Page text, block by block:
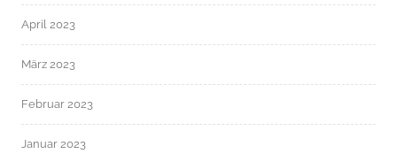
April 2023
März 2023
Februar 2023
Januar 2023